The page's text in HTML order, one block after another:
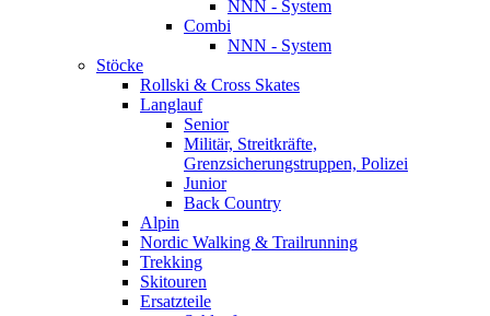
NNN - System
Combi
NNN - System
Stöcke
Rollski & Cross Skates
Langlauf
Senior
Militär, Streitkräfte,
Grenzsicherungstruppen, Polizei
Junior
Back Country
Alpin
Nordic Walking & Trailrunning
Trekking
Skitouren
Ersatzteile